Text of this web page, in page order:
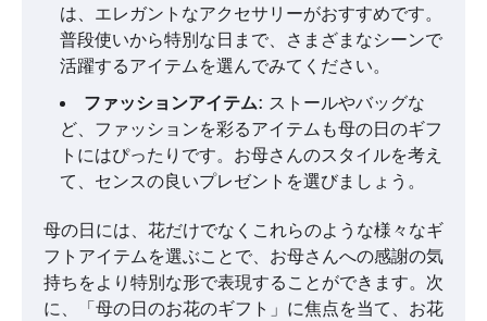
は、エレガントなアクセサリーがおすすめです。
普段使いから特別な日まで、さまざまなシーンで
活躍するアイテムを選んでみてください。
ファッションアイテム: ストールやバッグな
ど、ファッションを彩るアイテムも母の日のギフ
トにはぴったりです。お母さんのスタイルを考え
て、センスの良いプレゼントを選びましょう。
母の日には、花だけでなくこれらのような様々なギ
フトアイテムを選ぶことで、お母さんへの感謝の気
持ちをより特別な形で表現することができます。次
に、「母の日のお花のギフト」に焦点を当て、お花